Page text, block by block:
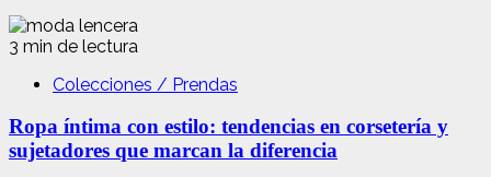
3 min de lectura
Colecciones / Prendas
Ropa íntima con estilo: tendencias en corsetería y
sujetadores que marcan la diferencia